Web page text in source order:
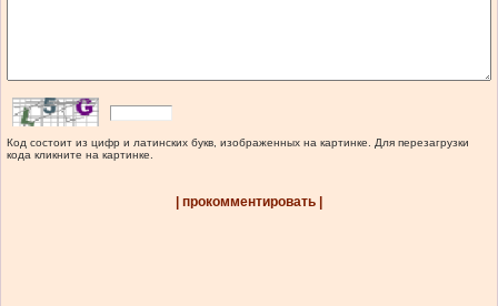
Код состоит из цифр и латинских букв, изображенных на картинке. Для перезагрузки
кода кликните на картинке.
| прокомментировать |